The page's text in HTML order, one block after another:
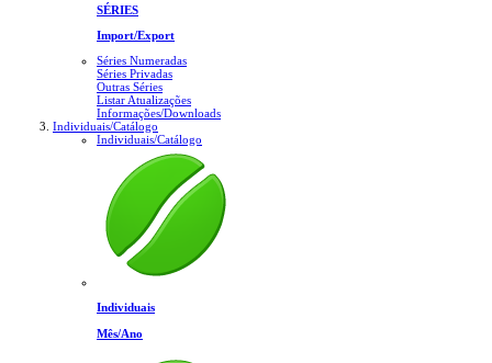
SÉRIES
Import/Export
Séries Numeradas
Séries Privadas
Outras Séries
Listar Atualizações
Informações/Downloads
Individuais/Catálogo
Individuais/Catálogo
Individuais
Mês/Ano